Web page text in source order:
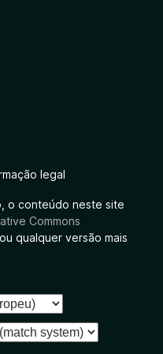
legal
o conteúdo neste site
Commons
ou qualquer versão mais